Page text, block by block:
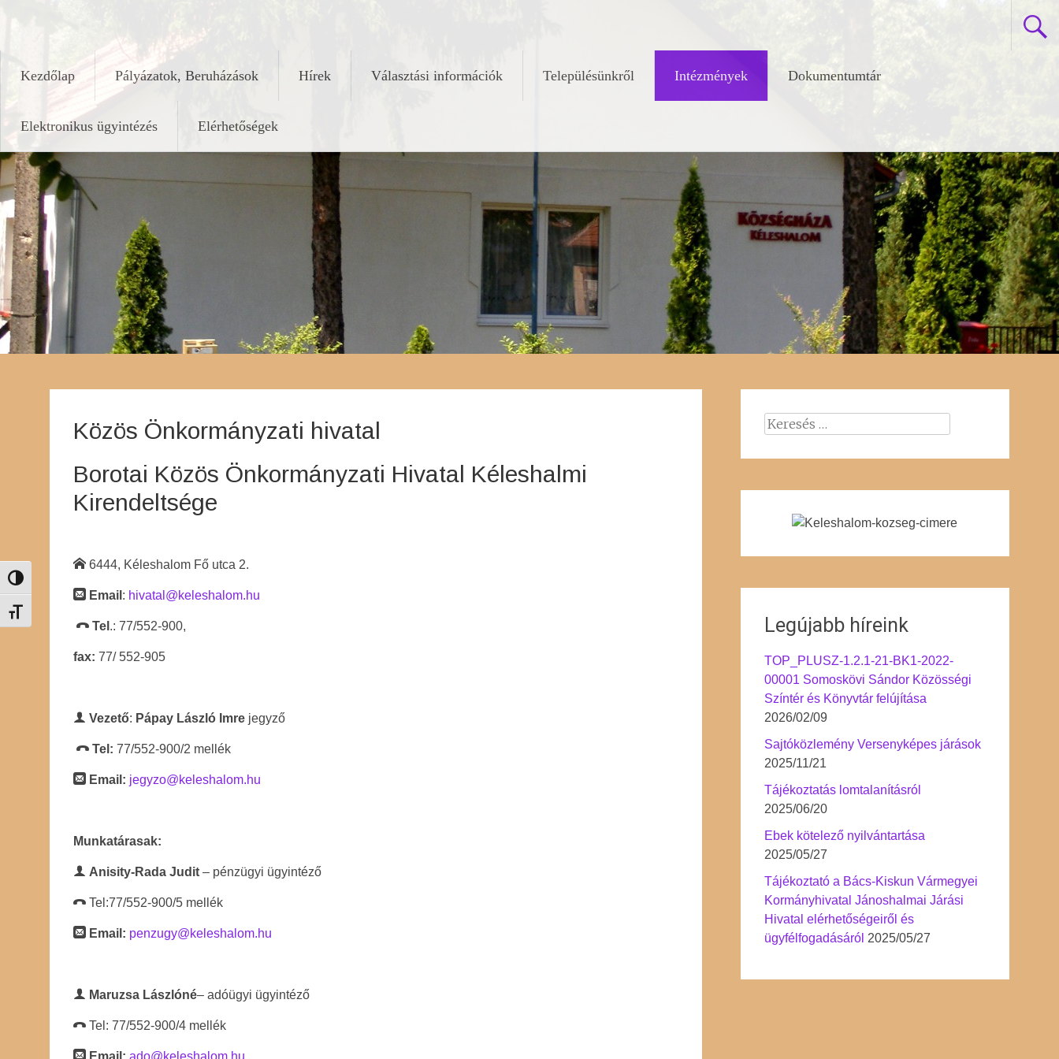
Nagy kontraszt váltása
Betűméret váltása
Kezdőlap Pályázatok, Beruházások Hírek Választási információk Településünkről Intézmények Dokumentumtár
Elektronikus ügyintézés Elérhetőségek
Közös Önkormányzati hivatal
Borotai Közös Önkormányzati Hivatal Kéleshalmi
Kirendeltsége
6444, Kéleshalom Fő utca 2.
Email : hivatal@keleshalom.hu
Tel .: 77/552-900,
fax: 77/ 552-905
Vezető: Pápay László Imre jegyző
Tel: 77/552-900/2 mellék
Email: jegyzo@keleshalom.hu
Munkatárasak:
Anisity-Rada Judit – pénzügyi ügyintéző
Tel:77/552-900/5 mellék
Email: penzugy@keleshalom.hu
Maruzsa Lászlóné– adóügyi ügyintéző
Tel: 77/552-900/4 mellék
Email: ado@keleshalom.hu
Keresés:
Legújabb híreink
TOP_PLUSZ-1.2.1-21-BK1-2022-
00001 Somoskövi Sándor Közösségi
Színtér és Könyvtár felújítása
2026/02/09
Sajtóközlemény Versenyképes járások
2025/11/21
Tájékoztatás lomtalanításról
2025/06/20
Ebek kötelező nyilvántartása
2025/05/27
Tájékoztató a Bács-Kiskun Vármegyei
Kormányhivatal Jánoshalmai Járási
Hivatal elérhetőségeiről és
ügyfélfogadásáról 2025/05/27